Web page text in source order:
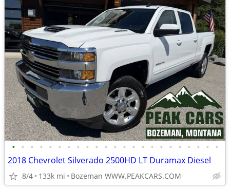
• • • • • • • • • • • • • • • • • • • • • • •
2018 Chevrolet Silverado 2500HD LT Duramax Diesel
8/4 133k mi Bozeman WWW.PEAKCARS.COM